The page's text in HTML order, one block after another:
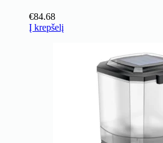
€84.68
Į krepšelį